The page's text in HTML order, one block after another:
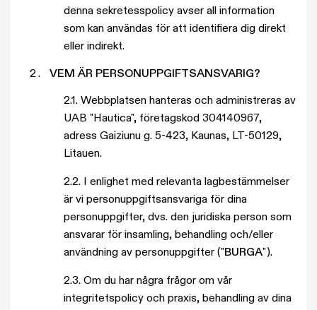
denna sekretesspolicy avser all information
som kan användas för att identifiera dig direkt
eller indirekt.
VEM ÄR PERSONUPPGIFTSANSVARIG?
2.1. Webbplatsen hanteras och administreras av
UAB "Hautica", företagskod 304140967,
adress Gaiziunu g. 5-423, Kaunas, LT-50129,
Litauen.
2.2. I enlighet med relevanta lagbestämmelser
är vi personuppgiftsansvariga för dina
personuppgifter, dvs. den juridiska person som
ansvarar för insamling, behandling och/eller
användning av personuppgifter ("BURGA").
2.3. Om du har några frågor om vår
integritetspolicy och praxis, behandling av dina